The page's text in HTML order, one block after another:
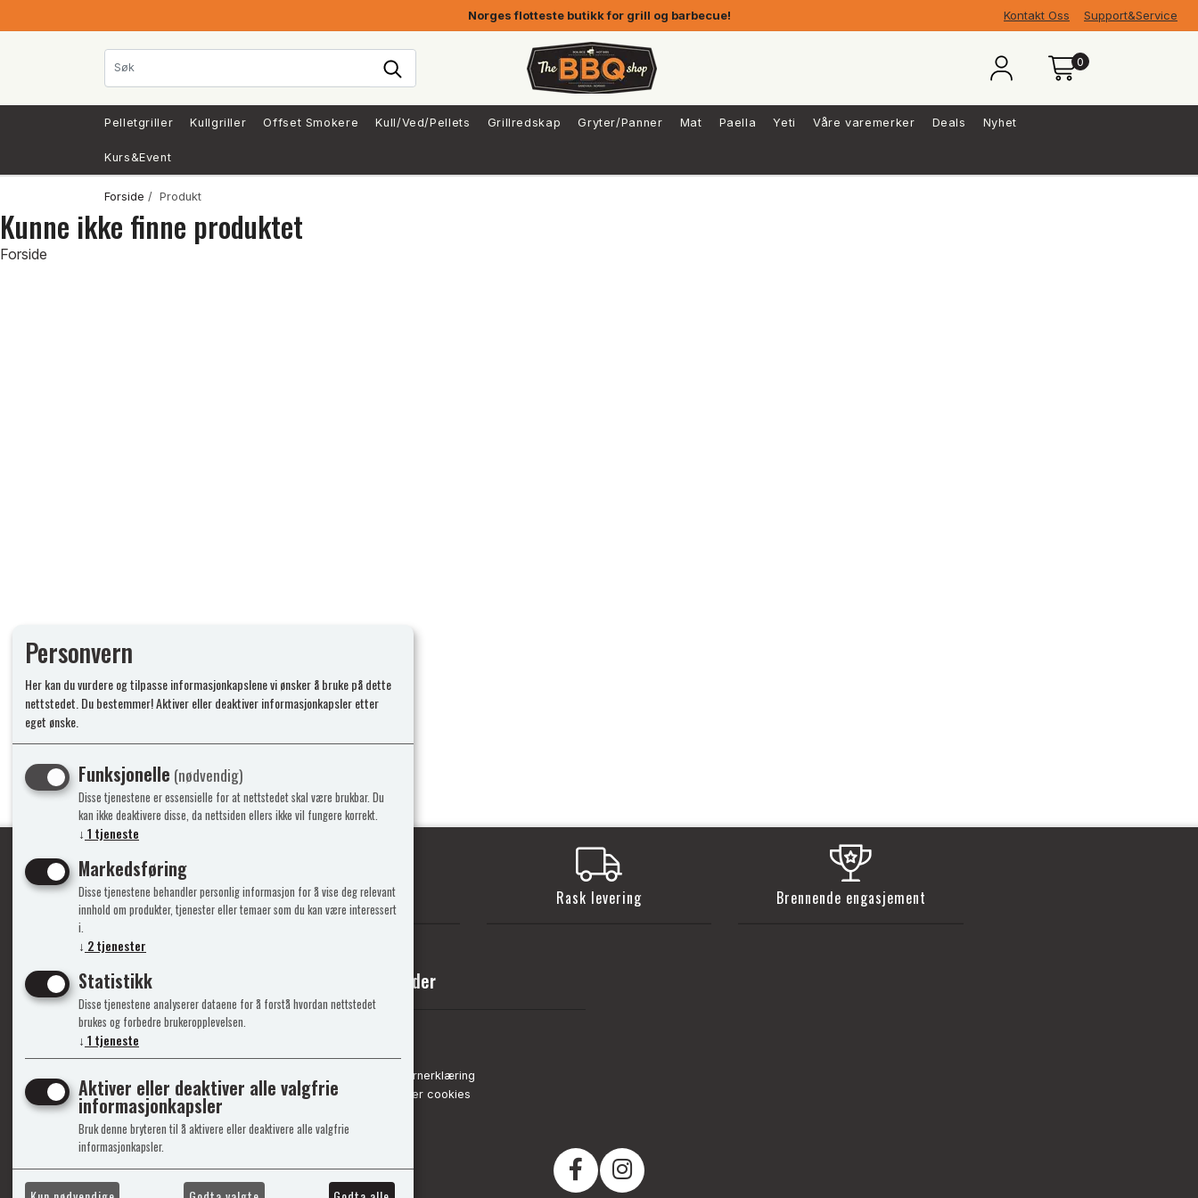
Norges flotteste butikk for grill og barbecue! Kontakt Oss Support&Service
0
Pelletgriller Kullgriller Offset Smokere Kull/Ved/Pellets Grillredskap Gryter/Panner Mat Paella Yeti Våre varemerker Deals Nyhet
Kurs&Event
Forside / Produkt
Kunne ikke finne produktet
Forside
Ypperlig kvalitet Rask levering Brennende engasjement
Info
Gavekort
Kontakt Oss
Support&Service
Mine sider
Vilkår
Personvernerklæring
Administrer cookies
Personvern
Her kan du vurdere og tilpasse informasjonkapslene vi ønsker å bruke på dette
nettstedet. Du bestemmer! Aktiver eller deaktiver informasjonkapsler etter
eget ønske.
Funksjonelle (nødvendig)
Disse tjenestene er essensielle for at nettstedet skal være brukbar. Du
kan ikke deaktivere disse, da nettsiden ellers ikke vil fungere korrekt.
↓ 1 tjeneste
Markedsføring
Disse tjenestene behandler personlig informasjon for å vise deg relevant
innhold om produkter, tjenester eller temaer som du kan være interessert
i.
↓ 2tjenester
Statistikk
Disse tjenestene analyserer dataene for å forstå hvordan nettstedet
brukes og forbedre brukeropplevelsen.
↓ 1 tjeneste
Aktiver eller deaktiver alle valgfrie
informasjonkapsler
Bruk denne bryteren til å aktivere eller deaktivere alle valgfrie
informasjonkapsler.